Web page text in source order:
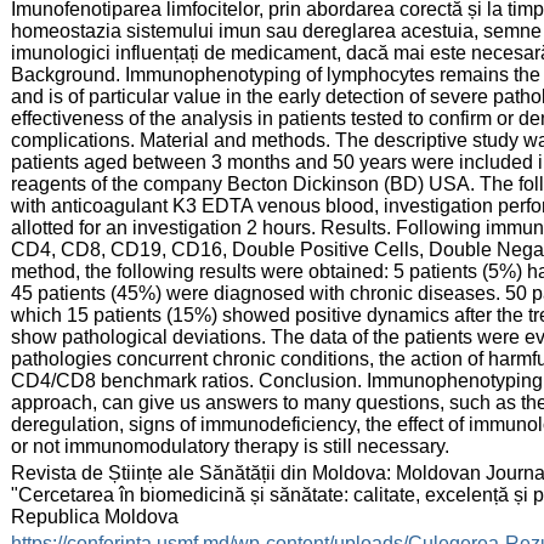
Imunofenotiparea limfocitelor, prin abordarea corectă și la
homeostazia sistemului imun sau dereglarea acestuia,
imunologici influențați de medicament, dacă mai este
Background. Immunophenotyping of lymphocytes remains
and is of particular value in the early detection of severe
effectiveness of the analysis in patients tested to confirm or
complications. Material and methods. The descriptive study
patients aged between 3 months and 50 years were
reagents of the company Becton Dickinson (BD) USA. The
with anticoagulant K3 EDTA venous blood, investigation
allotted for an investigation 2 hours. Results. Following
CD4, CD8, CD19, CD16, Double Positive Cells, Double
method, the following results were obtained: 5 patients (5%)
45 patients (45%) were diagnosed with chronic diseases. 50
which 15 patients (15%) showed positive dynamics after the
show pathological deviations. The data of the patients were
pathologies concurrent chronic conditions, the action of
CD4/CD8 benchmark ratios. Conclusion.
approach, can give us answers to many questions, such as
deregulation, signs of immunodeficiency, the effect of
or not immunomodulatory therapy is still necessary.
Revista de Științe ale Sănătății din Moldova: Moldovan
"Cercetarea în biomedicină și sănătate: calitate, excelență și
Republica Moldova